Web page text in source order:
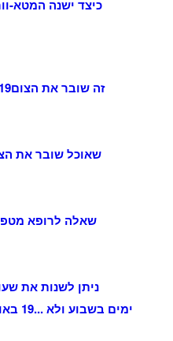
כיצד ישנה המטא-
זה שובר את הצום
שאוכל שובר את
שאלה לרופא
ימים בשבוע ולא ...